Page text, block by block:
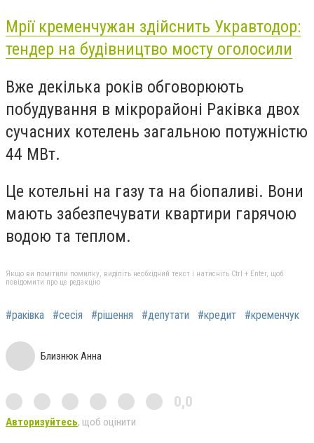
Мрії кременчужан здійснить Укравтодор:
тендер на будівництво мосту оголосили
Вже декілька років обговорюють
побудування в мікрорайоні Раківка двох
сучасних котелень загальною потужністю
44 МВт.
Це котельні на газу та на біопаливі. Вони
мають забезпечувати квартири гарячою
водою та теплом.
Якщо ви помітили помилку, виділіть необхідний текст і натисніть Ctrl + Enter, щоб
повідомити про це редакцію
#раківка #сесія #рішення #депутати #кредит #кременчук
Близнюк Анна
0,0
Авторизуйтесь, щоб оцінити